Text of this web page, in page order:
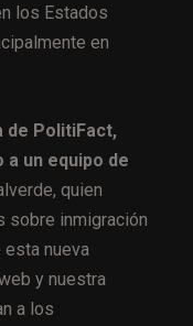
los Estados
en
de PolitiFact,
a un equipo de
quien
sobre inmigración
nueva
y nuestra
a los